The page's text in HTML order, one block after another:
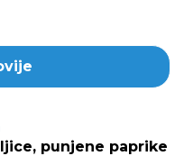
punjene paprike